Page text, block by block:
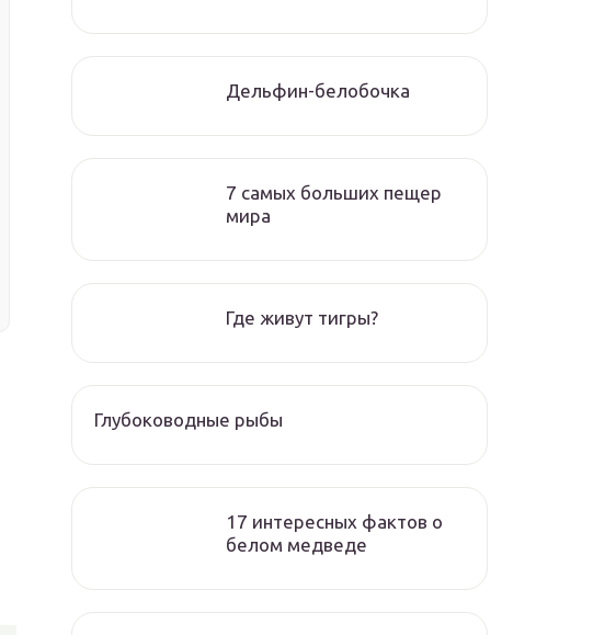
Дельфин-белобочка
7 самых больших пещер
мира
Где живут тигры?
Глубоководные рыбы
17 интересных фактов о
белом медведе